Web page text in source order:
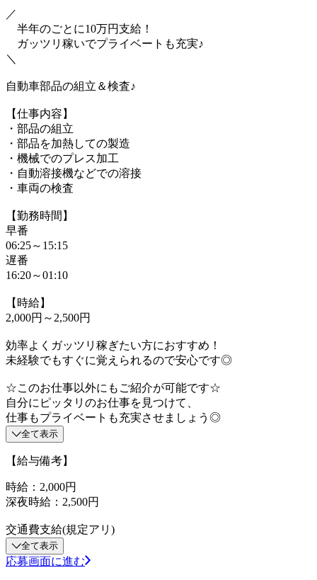
／
半年のごとに10万円支給！
ガッツリ稼いでプライベートも充実♪
＼
自動車部品の組立＆検査♪
【仕事内容】
・部品の組立
・部品を加熱しての製造
・機械でのプレス加工
・自動溶接機などでの溶接
・車両の検査
【勤務時間】
早番
06:25～15:15
遅番
16:20～01:10
【時給】
2,000円～2,500円
効率よくガッツリ稼ぎたい方におすすめ！
未経験でもすぐに覚えられるので安心です◎
☆このお仕事以外にもご紹介が可能です☆
自分にピッタリのお仕事を見つけて、
仕事もプライベートも充実させましょう◎
全て表示
【給与備考】
時給：2,000円
深夜時給：2,500円
交通費支給(規定アリ)
全て表示
応募画面に進む